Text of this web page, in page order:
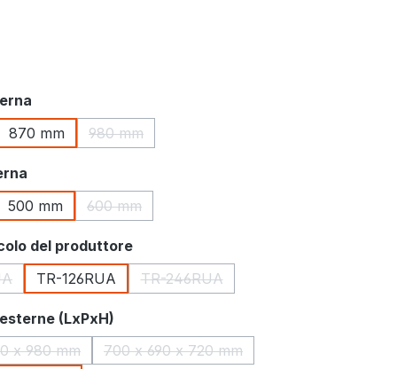
opzione non è al momento disponibile.)
870 mm 980 mm
(Questa opzione non è al momento disponibile.)
opzione non è al momento disponibile.)
500 mm 600 mm
(Questa opzione non è al momento disponibile.)
del produttore
opzione non è al momento disponibile.)
TR-126RUA TR-246RUA
(Questa opzione non è al momento
(LxPxH)
x 980 mm
(Questa opzione non è al momento disponibile.)
700 x 690 x 720 mm
(Questa opzione non è al momento